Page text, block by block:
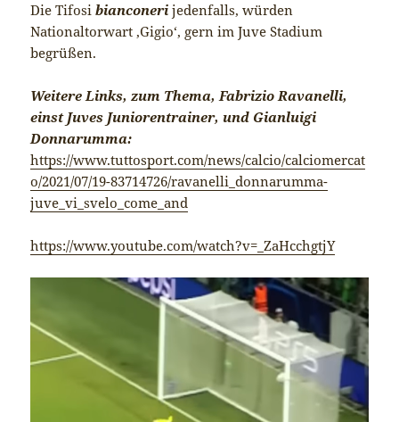
Die Tifosibianconerijedenfalls, würden
Nationaltorwart ‚Gigio‘, gern im Juve Stadium
begrüßen.
Weitere Links, zum Thema, Fabrizio Ravanelli,
einst Juves Juniorentrainer, und Gianluigi
Donnarumma:
https://www.tuttosport.com/news/calcio/calciomercat
o/2021/07/19-83714726/ravanelli_donnarumma-
juve_vi_svelo_come_and
https://www.youtube.com/watch?v=_ZaHcchgtjY